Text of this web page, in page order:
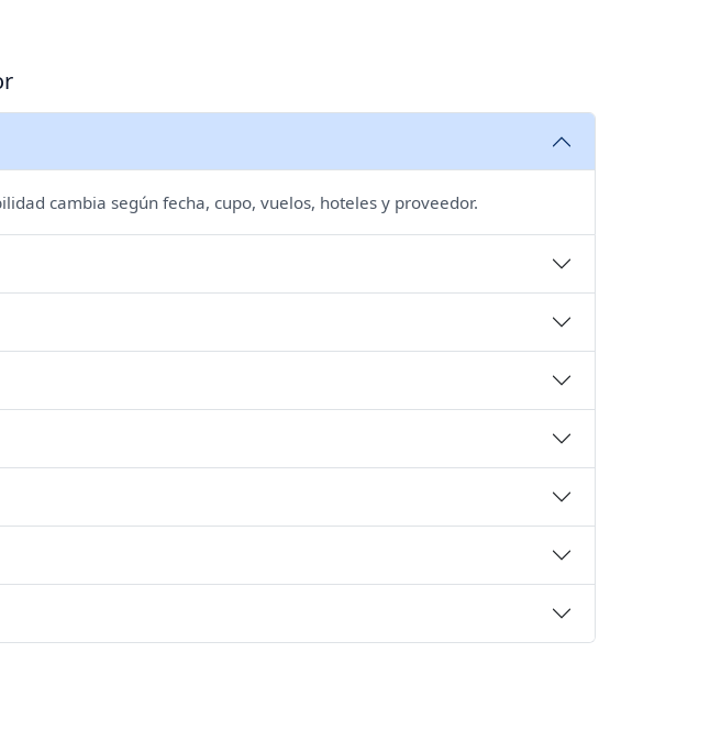
cambia según fecha, cupo, vuelos, hoteles y proveedor.